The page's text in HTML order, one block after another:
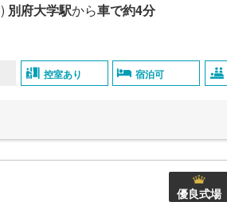
別府大学駅から車で約4分
控室あり 宿泊可
優良式場